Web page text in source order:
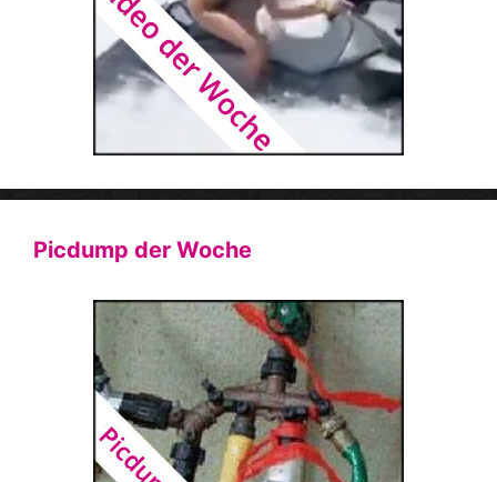
Picdump der Woche